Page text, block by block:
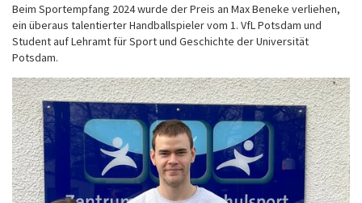
Beim Sportempfang 2024 wurde der Preis an Max Beneke verliehen,
ein überaus talentierter Handballspieler vom 1. VfL Potsdam und
Student auf Lehramt für Sport und Geschichte der Universität
Potsdam.